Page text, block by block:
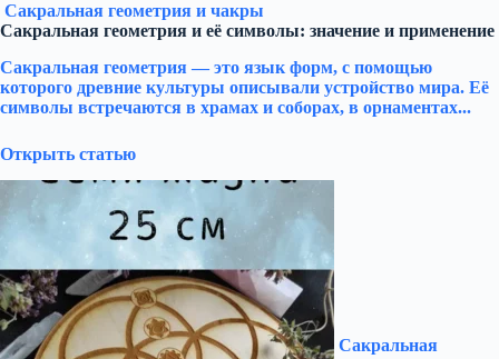
Сакральная геометрия и чакры
Сакральная геометрия и её символы: значение и применение
Сакральная геометрия — это язык форм, с помощью
которого древние культуры описывали устройство мира. Её
символы встречаются в храмах и соборах, в орнаментах...
Открыть статью
Сакральная